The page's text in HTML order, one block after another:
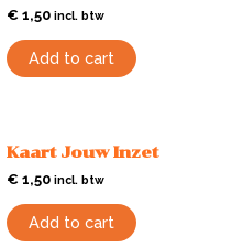
€ 1,50 incl. btw
Add to cart
Kaart Jouw Inzet
€ 1,50 incl. btw
Add to cart